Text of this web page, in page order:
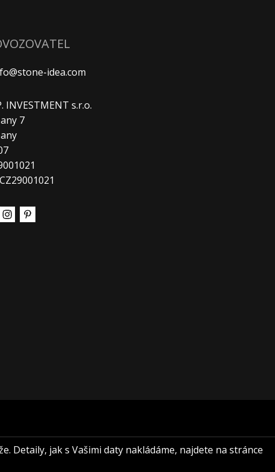
idea.com
INVESTMENT s.r.o.
7
Detaily, jak s Vašimi daty nakládáme, najdete na stránce